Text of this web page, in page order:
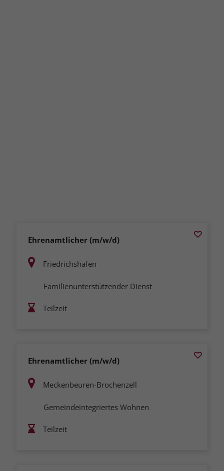
Ehrenamtlicher (m/w/d)
Friedrichshafen
Familienunterstützender Dienst
Teilzeit
Ehrenamtlicher (m/w/d)
Meckenbeuren-Brochenzell
Gemeindeintegriertes Wohnen
Teilzeit